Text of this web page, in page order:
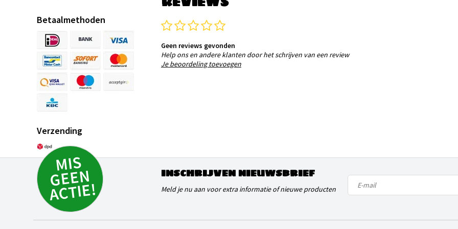
Betaalmethoden
Verzending
Geen reviews gevonden
Help ons en andere klanten door het schrijven van een review
Je beoordeling toevoegen
MI
S
G
E
E
N
A
C
TI
E!
INSCHRIJVEN NIEUWSBRIEF
Meld je nu aan voor extra informatie of nieuwe producten